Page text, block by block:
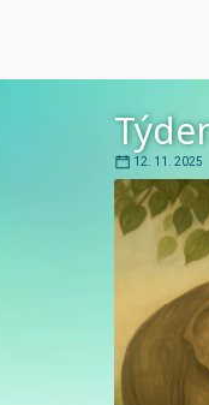
12. 11. 2025